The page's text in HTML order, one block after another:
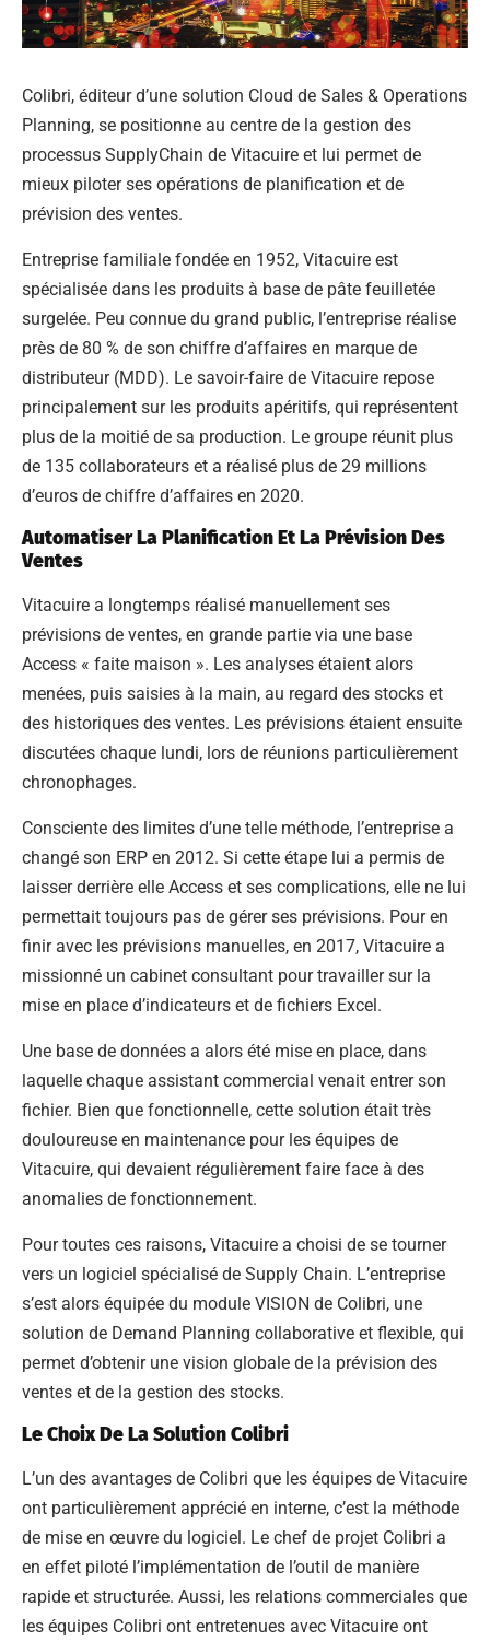
Colibri, éditeur d’une solution Cloud de Sales & Operations
Planning, se positionne au centre de la gestion des
processus SupplyChain de Vitacuire et lui permet de
mieux piloter ses opérations de planification et de
prévision des ventes.
Entreprise familiale fondée en 1952, Vitacuire est
spécialisée dans les produits à base de pâte feuilletée
surgelée. Peu connue du grand public, l’entreprise réalise
près de 80 % de son chiffre d’affaires en marque de
distributeur (MDD). Le savoir-faire de Vitacuire repose
principalement sur les produits apéritifs, qui représentent
plus de la moitié de sa production. Le groupe réunit plus
de 135 collaborateurs et a réalisé plus de 29 millions
d’euros de chiffre d’affaires en 2020.
Automatiser La Planification Et La Prévision Des
Ventes
Vitacuire a longtemps réalisé manuellement ses
prévisions de ventes, en grande partie via une base
Access « faite maison ». Les analyses étaient alors
menées, puis saisies à la main, au regard des stocks et
des historiques des ventes. Les prévisions étaient ensuite
discutées chaque lundi, lors de réunions particulièrement
chronophages.
Consciente des limites d’une telle méthode, l’entreprise a
changé son ERP en 2012. Si cette étape lui a permis de
laisser derrière elle Access et ses complications, elle ne lui
permettait toujours pas de gérer ses prévisions. Pour en
finir avec les prévisions manuelles, en 2017, Vitacuire a
missionné un cabinet consultant pour travailler sur la
mise en place d’indicateurs et de fichiers Excel.
Une base de données a alors été mise en place, dans
laquelle chaque assistant commercial venait entrer son
fichier. Bien que fonctionnelle, cette solution était très
douloureuse en maintenance pour les équipes de
Vitacuire, qui devaient régulièrement faire face à des
anomalies de fonctionnement.
Pour toutes ces raisons, Vitacuire a choisi de se tourner
vers un logiciel spécialisé de Supply Chain. L’entreprise
s’est alors équipée du module VISION de Colibri, une
solution de Demand Planning collaborative et flexible, qui
permet d’obtenir une vision globale de la prévision des
ventes et de la gestion des stocks.
Le Choix De La Solution Colibri
L’un des avantages de Colibri que les équipes de Vitacuire
ont particulièrement apprécié en interne, c’est la méthode
de mise en œuvre du logiciel. Le chef de projet Colibri a
en effet piloté l’implémentation de l’outil de manière
rapide et structurée. Aussi, les relations commerciales que
les équipes Colibri ont entretenues avec Vitacuire ont